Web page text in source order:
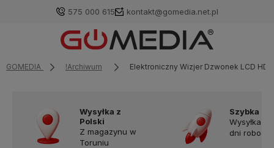
575 000 615 kontakt@gomedia.net.pl
GOMEDIA !Archiwum Elektroniczny Wizjer Dzwonek LCD HD
Wysyłka z
Polski
Z magazynu w
Toruniu
Szybka
Wysyłka w
dni